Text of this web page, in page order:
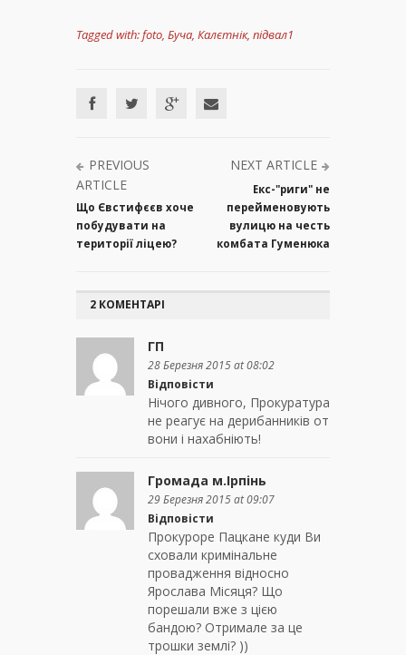
Tagged with:foto, Буча, Калєтнік, підвал1
PREVIOUS
ARTICLE
Що Євстифєєв хоче
побудувати на
території ліцею?
NEXT ARTICLE
Екс-"риги" не
перейменовують
вулицю на честь
комбата Гуменюка
2 КОМЕНТАРІ
ГП
28 Березня 2015 at 08:02
Відповісти
Нічого дивного, Прокуратура
не реагує на дерибанників от
вони і нахабніють!
Громада м.Ірпінь
29 Березня 2015 at 09:07
Відповісти
Прокуроре Пацкане куди Ви
сховали кримінальне
провадження відносно
Ярослава Місяця? Що
порешали вже з цією
бандою? Отримале за це
трошки землі? ))